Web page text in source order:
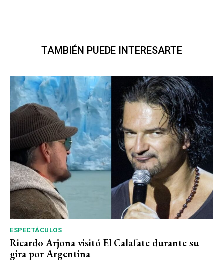
TAMBIÉN PUEDE INTERESARTE
ESPECTÁCULOS
Ricardo Arjona visitó El Calafate durante su
gira por Argentina